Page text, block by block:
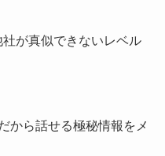
が真似できないレベル
から話せる極秘情報をメ